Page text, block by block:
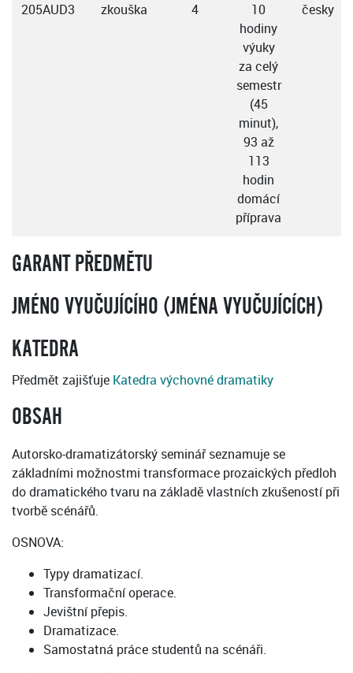
205AUD3 zkouška 4
10
hodiny
výuky
za celý
semestr
(45
minut),
93 až
113
hodin
domácí
příprava
česky
GARANT PŘEDMĚTU
JMÉNO VYUČUJÍCÍHO (JMÉNA VYUČUJÍCÍCH)
KATEDRA
Předmět zajišťuje Katedra výchovné dramatiky
OBSAH
Autorsko-dramatizátorský seminář seznamuje se
základními možnostmi transformace prozaických předloh
do dramatického tvaru na základě vlastních zkušeností při
tvorbě scénářů.
OSNOVA:
Typy dramatizací.
Transformační operace.
Jevištní přepis.
Dramatizace.
Samostatná práce studentů na scénáři.